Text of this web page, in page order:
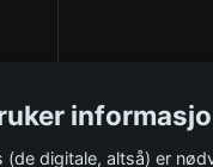
(de digitale, altså) er